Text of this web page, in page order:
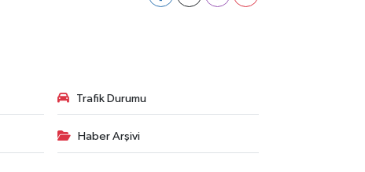
Trafik Durumu
Haber Arşivi